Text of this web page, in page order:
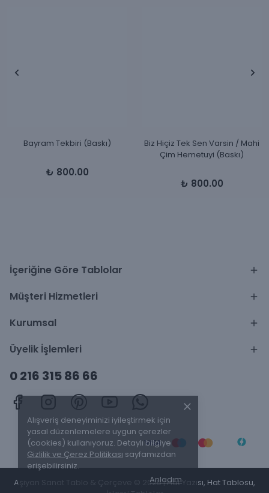
Alışveriş deneyiminizi iyileştirmek için
yasal düzenlemelere uygun çerezler
(cookies) kullanıyoruz. Detaylı bilgiye
Gizlilik ve Çerez Politikası sayfamızdan
erişebilirsiniz.
Anladım
Bayram Tekbiri (Baskı)
₺ 800.00
Biz Hiçiz Tek Sen Varsin / Mahi
Çim Hemetuyi (Baskı)
₺ 800.00
İçeriğine Göre Tablolar
Müşteri Hizmetleri
Kurumsal
Üyelik İşlemleri
0 216 315 86 66
Aşiyan Sanat Tablo & Çerçeve © 2025 | Hat Yazısı, Hat Tablosu,